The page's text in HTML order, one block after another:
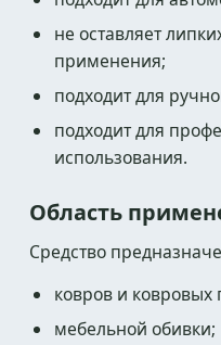
не оставляет
применения;
подходит для
подходит для
использования.
Область
Средство
ковров и ковровых
мебельной обивки;